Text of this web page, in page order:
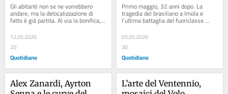
sventrate, oggetti
abbandonati. Il tempo si
20 mesi fa
Gli abitanti non se ne vorrebbero
andare, ma la delocalizzazione di
fatto è già partita. Al via la bonifica, a
giugno il maxi cantiere. E in luglio...
12.05.2026
20
Quotidiano
uniti per sempre /
Primo maggio, 32 anni dopo. La
tragedia del brasiliano a Imola e
l’ultima battaglia del fuoriclasse
03.05.2026
30
Quotidiano
Alex Zanardi, Ayrton
L’arte del Ventennio,